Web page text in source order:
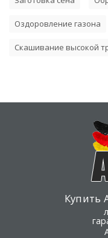
Оздоровление газона
Скашивание высокой
Купить